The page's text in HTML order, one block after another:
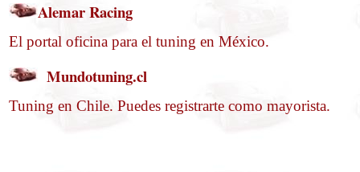
Alemar Racing
El portal oficina para el tuning en México.
Mundotuning.cl
Tuning en Chile. Puedes registrarte como mayorista.